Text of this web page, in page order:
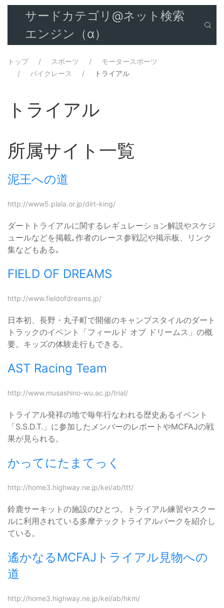
サードカテゴリ@ネット検索
エンジン（α）
トップ スポーツ
モータースポーツ
バイクレース
トライアル
トライアル
所属サイト一覧
泥王への道
http://www5.plala.or.jp/dirt-king/
ダートトライアルに関するレギュレーション解説やスケジ
ュールなどを掲載｡作者のレース参戦記や掲示板、リンク
集などもある｡
FIELD OF DREAMS
http://www.fieldofdreams.jp/
日本初、長野・丸子町で開催のキャンプスタイルのダート
トラックのイベント「フィールド オブ ドリームス」の概
要。キッズの体験走行もできる。
AST Racing Team
http://www.musashino-wu.ac.jp/trial/
トライアル発祥の地で毎年行なわれる歴史あるイベント
「S.S.D.T.」に参加したメンバーのレポートやMCFAJの戦
果が見られる。
かってにたまてっく
http://home3.highway.ne.jp/kei/ab/ttt/
鈴鹿サーキットの施設のひとつ。トライアル練習やスクー
ルに利用されている多摩テックトライアルパークを紹介し
ている。
遙かなるMCFAJトライアル見物への
道
http://home3.highway.ne.jp/kei/ab/hkm/